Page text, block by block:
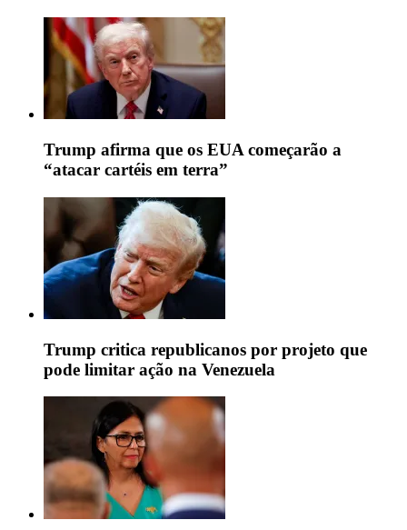
Trump afirma que os EUA começarão a
“atacar cartéis em terra”
Trump critica republicanos por projeto que
pode limitar ação na Venezuela